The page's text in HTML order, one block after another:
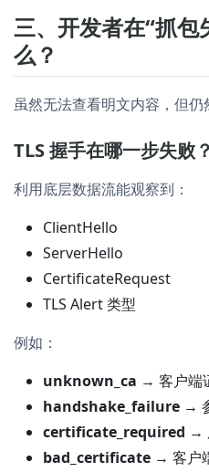
三、开发者在“抓包
么？
虽然无法查看明文内容，但仍
TLS 握手在哪一步失败？
利用底层数据流能观察到：
ClientHello
ServerHello
CertificateRequest
TLS Alert 类型
例如：
unknown_ca → 客户端
handshake_failure →
certificate_required →
bad_certificate → 客户